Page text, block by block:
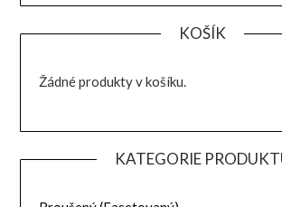
KOŠÍK
Žádné produkty v košíku.
KATEGORIE